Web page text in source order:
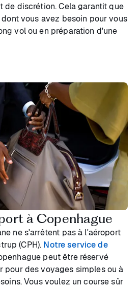
de discrétion. Cela garantit que
vous avez besoin pour vous
vol ou en préparation d'une
à Copenhague
ne s'arrêtent pas à l'aéroport
(CPH). Notre service de
peut être réservé
pour des voyages simples ou à
Vous voulez un course sûr